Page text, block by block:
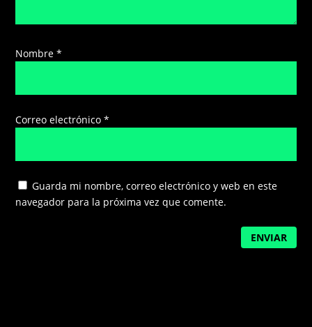
Nombre*
Correo electrónico*
Guarda mi nombre, correo electrónico y web en este
navegador para la próxima vez que comente.
ENVIAR